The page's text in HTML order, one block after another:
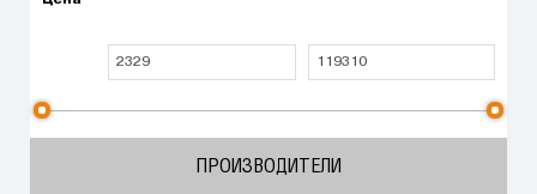
ПРОИЗВОДИТЕЛИ